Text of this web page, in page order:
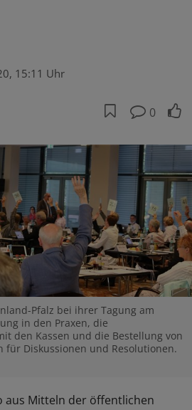
15:11 Uhr
0
Pfalz bei ihrer Tagung am
in den Praxen, die
den Kassen und die Bestellung von
für Diskussionen und Resolutionen.
aus Mitteln der öffentlichen